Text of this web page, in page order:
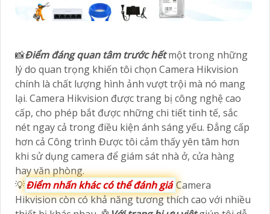
📸Điểm đáng quan tâm trước hếtmột trong những
lý do quan trọng khiến tôi chọn Camera Hikvision
chính là chất lượng hình ảnh vượt trội mà nó mang
lại. Camera Hikvision được trang bị công nghệ cao
cấp, cho phép bắt được những chi tiết tinh tế, sắc
nét ngay cả trong điều kiện ánh sáng yếu. Đẳng cấp
hơn cả Công trình Được tôi cảm thấy yên tâm hơn
khi sử dụng camera để giám sát nhà ở, cửa hàng
hay văn phòng.
💡Điểm nhấn khác có thể đánh giáCamera
Hikvision còn có khả năng tương thích cao với nhiều